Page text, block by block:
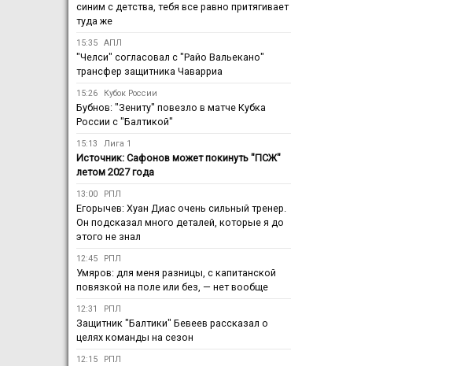
синим с детства, тебя все равно притягивает
туда же
15:35 АПЛ
"Челси" согласовал с "Райо Вальекано"
трансфер защитника Чаварриа
15:26 Кубок России
Бубнов: "Зениту" повезло в матче Кубка
России с "Балтикой"
15:13 Лига 1
Источник: Сафонов может покинуть "ПСЖ"
летом 2027 года
13:00 РПЛ
Егорычев: Хуан Диас очень сильный тренер.
Он подсказал много деталей, которые я до
этого не знал
12:45 РПЛ
Умяров: для меня разницы, с капитанской
повязкой на поле или без, — нет вообще
12:31 РПЛ
Защитник "Балтики" Бевеев рассказал о
целях команды на сезон
12:15 РПЛ